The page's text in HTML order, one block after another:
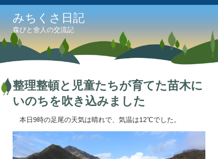
みちくさ日記
森びと舍人の交流記
整理整頓と児童たちが育てた苗木に
いのちを吹き込みました
本日9時の足尾の天気は晴れで、気温は12℃でした。